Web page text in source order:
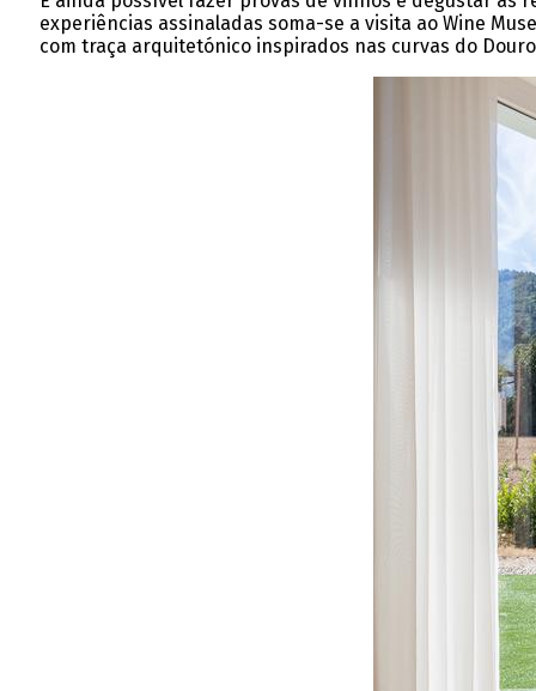
experiências assinaladas soma-se a visita ao Wine
com traça arquitetónico inspirados nas curvas do